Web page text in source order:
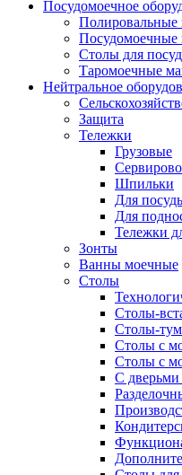
Посудомоечное
Столы для
Таромоечные
Нейтральное
Защита
Тележки
Грузовые
Шпильки
Для
Для
Тележки
Зонты
Ванны моечные
Столы
Столы-
Столы-
Столы с
Столы с
С